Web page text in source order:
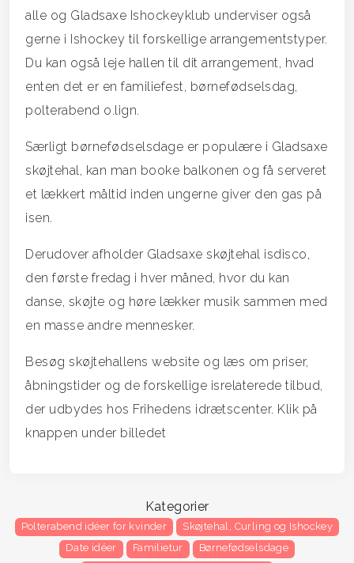
alle og Gladsaxe Ishockeyklub underviser også
gerne i Ishockey til forskellige arrangementstyper.
Du kan også leje hallen til dit arrangement, hvad
enten det er en familiefest, børnefødselsdag,
polterabend o.lign.
Særligt børnefødselsdage er populære i Gladsaxe
skøjtehal, kan man booke balkonen og få serveret
et lækkert måltid inden ungerne giver den gas på
isen.
Derudover afholder Gladsaxe skøjtehal isdisco,
den første fredag i hver måned, hvor du kan
danse, skøjte og høre lækker musik sammen med
en masse andre mennesker.
Besøg skøjtehallens website og læs om priser,
åbningstider og de forskellige isrelaterede tilbud,
der udbydes hos Frihedens idrætscenter. Klik på
knappen under billedet
Kategorier
Polterabend idéer for kvinder
Skøjtehal, Curling og Ishockey
Date idéer
Familietur
Børnefødselsdage